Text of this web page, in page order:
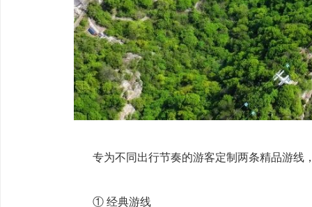
专为不同出行节奏的游客定制两条精品游线
① 经典游线